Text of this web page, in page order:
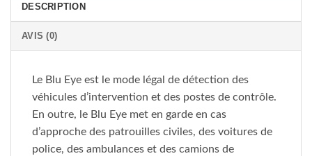
DESCRIPTION
AVIS (0)
Le Blu Eye est le mode légal de détection des
véhicules d’intervention et des postes de contrôle.
En outre, le Blu Eye met en garde en cas
d’approche des patrouilles civiles, des voitures de
police, des ambulances et des camions de